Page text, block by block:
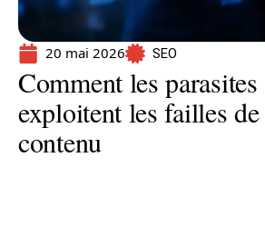
20 mai 2026 SEO
Comment les
exploitent les failles
contenu